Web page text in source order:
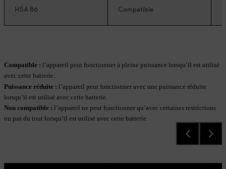
HSA 86 Compatible
Compatible : l’appareil peut fonctionner à pleine puissance lorsqu’il est utilisé
avec cette batterie.
Puissance réduite : l’appareil peut fonctionner avec une puissance réduite
lorsqu’il est utilisé avec cette batterie.
Non compatible : l’appareil ne peut fonctionner qu’avec certaines restrictions
ou pas du tout lorsqu’il est utilisé avec cette batterie.